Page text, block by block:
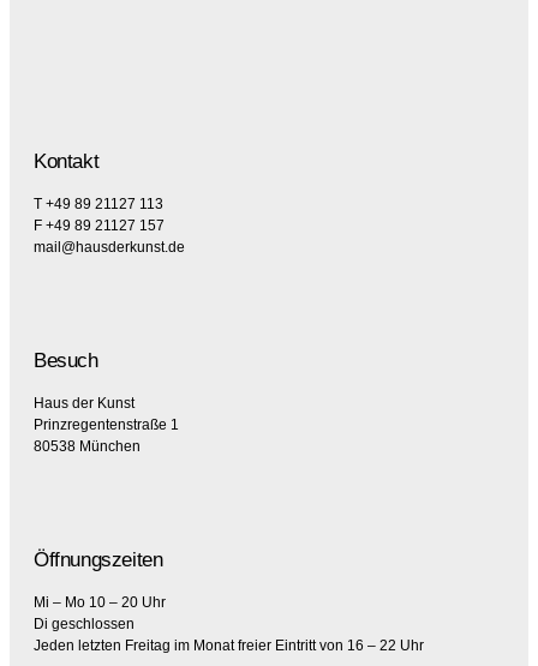
Kontakt
T +49 89 21127 113
F +49 89 21127 157
mail@hausderkunst.de
Besuch
Haus der Kunst
Prinzregentenstraße 1
80538 München
Öffnungszeiten
Mi – Mo 10 – 20 Uhr
Di geschlossen
Jeden letzten Freitag im Monat freier Eintritt von 16 – 22 Uhr